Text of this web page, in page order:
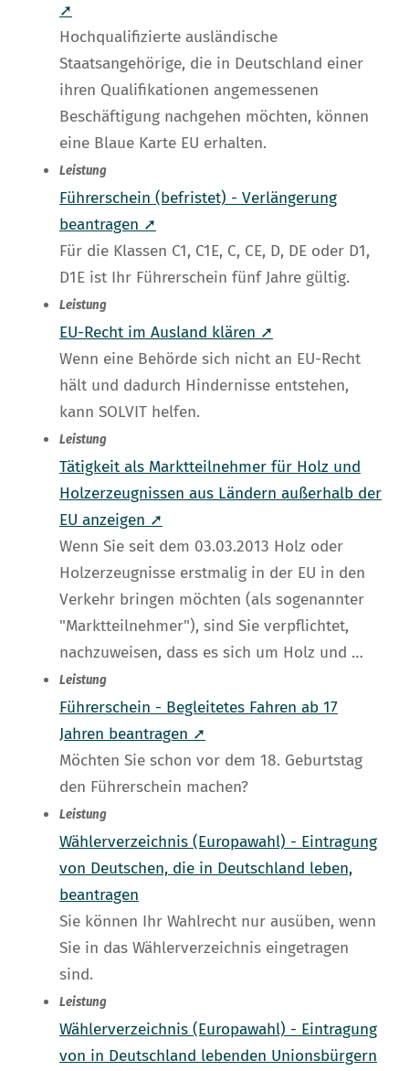
➚
Hochqualifizierte ausländische
Staatsangehörige, die in Deutschland einer
ihren Qualifikationen angemessenen
Beschäftigung nachgehen möchten, können
eine Blaue Karte EU erhalten.
Leistung
Führerschein (befristet) - Verlängerung
beantragen ➚
Für die Klassen C1, C1E, C, CE, D, DE oder D1,
D1E ist Ihr Führerschein fünf Jahre gültig.
Leistung
EU-Recht im Ausland klären ➚
Wenn eine Behörde sich nicht an EU-Recht
hält und dadurch Hindernisse entstehen,
kann SOLVIT helfen.
Leistung
Tätigkeit als Marktteilnehmer für Holz und
Holzerzeugnissen aus Ländern außerhalb der
EU anzeigen ➚
Wenn Sie seit dem 03.03.2013 Holz oder
Holzerzeugnisse erstmalig in der EU in den
Verkehr bringen möchten (als sogenannter
"Marktteilnehmer"), sind Sie verpflichtet,
nachzuweisen, dass es sich um Holz und …
Leistung
Führerschein - Begleitetes Fahren ab 17
Jahren beantragen ➚
Möchten Sie schon vor dem 18. Geburtstag
den Führerschein machen?
Leistung
Wählerverzeichnis (Europawahl) - Eintragung
von Deutschen, die in Deutschland leben,
beantragen
Sie können Ihr Wahlrecht nur ausüben, wenn
Sie in das Wählerverzeichnis eingetragen
sind.
Leistung
Wählerverzeichnis (Europawahl) - Eintragung
von in Deutschland lebenden Unionsbürgern